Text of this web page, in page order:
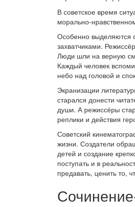
В советское время
морально-
Особенно выделяются
захватчиками.
Люди шли на верную
Каждый человек
небо над головой и
Экранизации
старался донести
души. А режиссёры
реплики и действия
Советский
жизни. Создатели
детей и создание
поступать и в
предавать, ценить то,